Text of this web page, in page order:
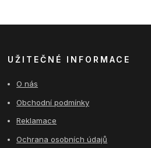
UŽITEČNÉ INFORMACE
O nás
Obchodní podmínky
Reklamace
Ochrana osobních údajů